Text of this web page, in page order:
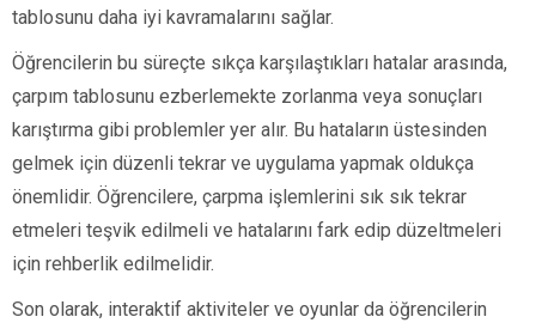
tablosunu daha iyi kavramalarını sağlar.
Öğrencilerin bu süreçte sıkça karşılaştıkları hatalar arasında,
çarpım tablosunu ezberlemekte zorlanma veya sonuçları
karıştırma gibi problemler yer alır. Bu hataların üstesinden
gelmek için düzenli tekrar ve uygulama yapmak oldukça
önemlidir. Öğrencilere, çarpma işlemlerini sık sık tekrar
etmeleri teşvik edilmeli ve hatalarını fark edip düzeltmeleri
için rehberlik edilmelidir.
Son olarak, interaktif aktiviteler ve oyunlar da öğrencilerin